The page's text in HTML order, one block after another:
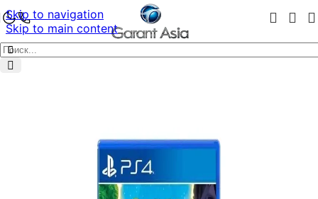
Skip to navigation
Skip to main content